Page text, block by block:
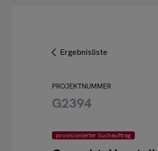
Ergebnisliste
PROJEKTNUMMER
G2394
provisionierter Suchauftrag